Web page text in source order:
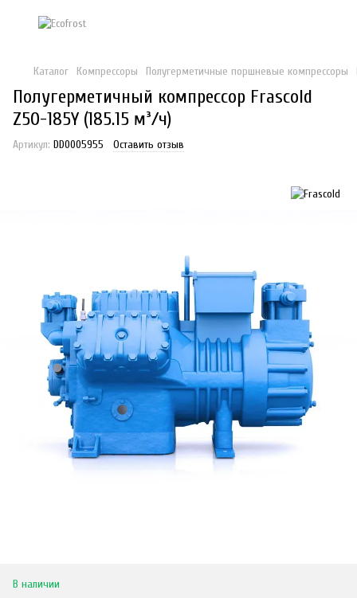
Каталог Компрессоры Полугерметичные поршневые компрессоры
Полугерметичный компрессор Frascold
Z50-185Y (185.15 м³/ч)
Артикул: DD0005955 Оставить отзыв
В наличии